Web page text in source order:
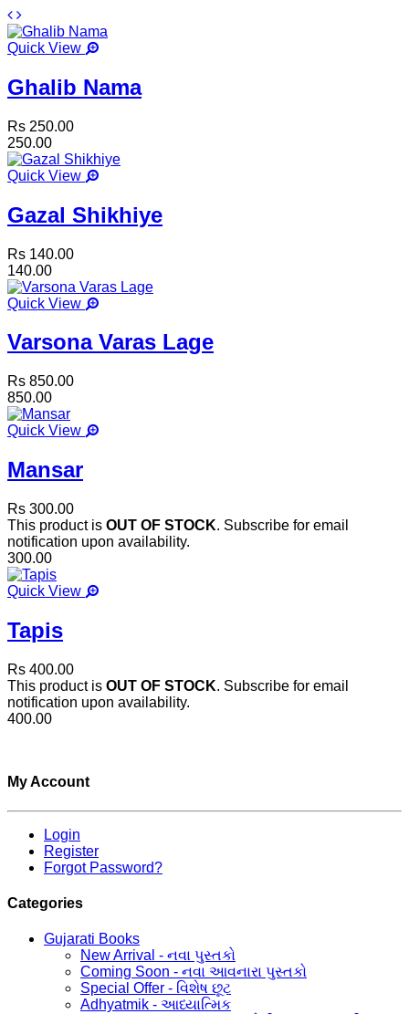
Quick View
Ghalib Nama
Rs 250.00
250.00
Quick View
Gazal Shikhiye
Rs 140.00
140.00
Quick View
Varsona Varas Lage
Rs 850.00
850.00
Quick View
Mansar
Rs 300.00
This product is OUT OF STOCK. Subscribe for email
notification upon availability.
300.00
Quick View
Tapis
Rs 400.00
This product is OUT OF STOCK. Subscribe for email
notification upon availability.
400.00
My Account
Login
Register
Forgot Password?
Categories
Gujarati Books
New Arrival - નવા પુસ્તકો
Coming Soon - નવા આવનારા પુસ્તકો
Special Offer - વિશેષ છૂટ
Adhyatmik - આધ્યાત્મિક